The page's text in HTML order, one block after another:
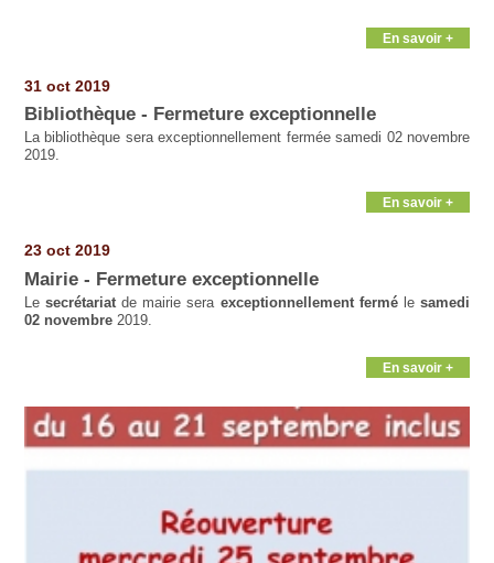
En savoir +
31 oct 2019
Bibliothèque - Fermeture exceptionnelle
La bibliothèque sera exceptionnellement fermée samedi 02 novembre
2019.
En savoir +
23 oct 2019
Mairie - Fermeture exceptionnelle
Lesecrétariatde mairie sera exceptionnellement fermélesamedi
02 novembre2019.
En savoir +